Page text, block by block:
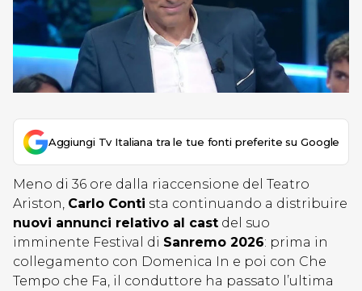
Aggiungi Tv Italiana tra le tue fonti preferite su Google
Meno di 36 ore dalla riaccensione del Teatro
Ariston, Carlo Conti sta continuando a distribuire
nuovi annunci relativo al cast del suo
imminente Festival di Sanremo 2026: prima in
collegamento con Domenica In e poi con Che
Tempo che Fa, il conduttore ha passato l’ultima